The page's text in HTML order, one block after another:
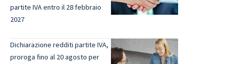
partite IVA entro il 28 febbraio
2027
Dichiarazione redditi partite IVA,
proroga fino al 20 agosto per